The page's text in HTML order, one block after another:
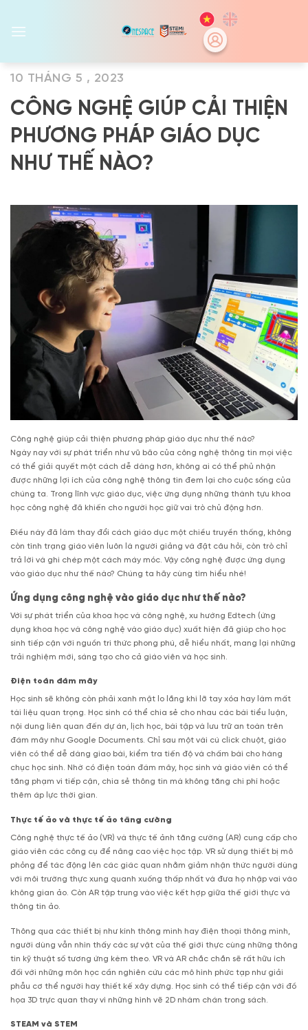
content
10 THÁNG 5 , 2023
CÔNG NGHỆ GIÚP CẢI THIỆN
PHƯƠNG PHÁP GIÁO DỤC
NHƯ THẾ NÀO?
Công nghệ giúp cải thiện phương pháp giáo dục như thế nào?
Ngày nay với sự phát triển như vũ bão của công nghệ thông tin mọi việc
có thể giải quyết một cách dễ dàng hơn, không ai có thể phủ nhận
được những lợi ích của công nghệ thông tin đem lại cho cuộc sống của
chúng ta. Trong lĩnh vực giáo dục, việc ứng dụng những thành tựu khoa
học công nghệ đã khiến cho người học giữ vai trò chủ động hơn.
Điều này đã làm thay đổi cách giáo dục một chiều truyền thống, không
còn tình trạng giáo viên luôn là người giảng và đặt câu hỏi, còn trò chỉ
trả lời và ghi chép một cách máy móc. Vậy công nghệ được ứng dụng
vào giáo dục như thế nào? Chúng ta hãy cùng tìm hiểu nhé!
Ứng dụng công nghệ vào giáo dục như thế nào?
Với sự phát triển của khoa học và công nghệ, xu hướng Edtech (ứng
dụng khoa học và công nghệ vào giáo dục) xuất hiện đã giúp cho học
sinh tiếp cận với nguồn tri thức phong phú, dễ hiểu nhất, mang lại những
trải nghiệm mới, sáng tạo cho cả giáo viên và học sinh.
Điện toán đám mây
Học sinh sẽ không còn phải xanh mặt lo lắng khi lỡ tay xóa hay làm mất
tài liệu quan trọng. Học sinh có thể chia sẻ cho nhau các bài tiểu luận,
nội dung liên quan đến dự án, lịch học, bài tập và lưu trữ an toàn trên
đám mây như Google Documents. Chỉ sau một vài cú click chuột, giáo
viên có thể dễ dàng giao bài, kiểm tra tiến độ và chấm bài cho hàng
chục học sinh. Nhờ có điện toán đám mây, học sinh và giáo viên có thể
tăng phạm vi tiếp cận, chia sẻ thông tin mà không tăng chi phí hoặc
thêm áp lực thời gian.
Thực tế ảo và thực tế ảo tăng cường
Công nghệ thực tế ảo (VR) và thực tế ảnh tăng cường (AR) cung cấp cho
giáo viên các công cụ để nâng cao việc học tập. VR sử dụng thiết bị mô
phỏng để tác động lên các giác quan nhằm giảm nhận thức người dùng
với môi trường thực xung quanh xuống thấp nhất và đưa họ nhập vai vào
không gian ảo. Còn AR tập trung vào việc kết hợp giữa thế giới thực và
thông tin ảo.
Thông qua các thiết bị như kính thông minh hay điện thoại thông minh,
người dùng vẫn nhìn thấy các sự vật của thế giới thực cùng những thông
tin kỹ thuật số tương ứng kèm theo. VR và AR chắc chắn sẽ rất hữu ích
đối với những môn học cần nghiên cứu các mô hình phức tạp như giải
phẫu cơ thể người hay thiết kế xây dựng. Học sinh có thể tiếp cận với đồ
họa 3D trực quan thay vì những hình vẽ 2D nhàm chán trong sách.
STEAM và STEM